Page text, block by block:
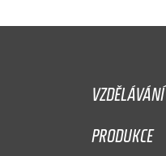
VZDĚLÁVÁNÍ
PRODUKCE